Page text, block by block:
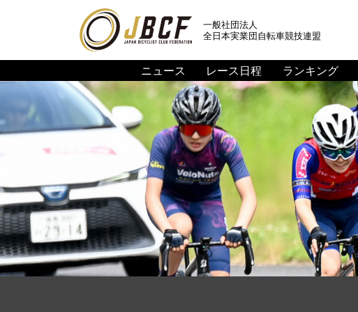
一般社団法人
全日本実業団自転車競技連盟
ニュース レース日程 ランキング